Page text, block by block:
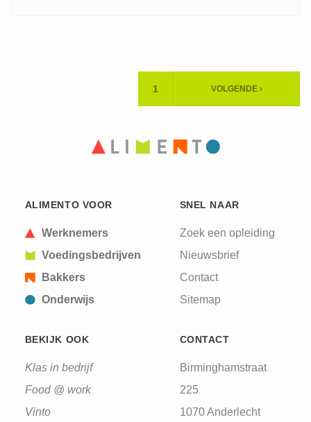
HUIDIGE
1 VOLGENDE ›
ALIMENTO VOOR
Werknemers
Voedingsbedrijven
Bakkers
Onderwijs
SNEL NAAR
Zoek een opleiding
Nieuwsbrief
Contact
Sitemap
BEKIJK OOK
Klas in bedrijf
Food @ work
Vinto
CONTACT
Birminghamstraat
225
1070 Anderlecht